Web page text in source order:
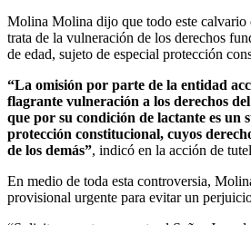
Molina Molina dijo que todo este calvario
trata de la vulneración de los derechos
de edad, sujeto de especial protección
“La omisión por parte de la entidad
flagrante vulneración a los derechos
que por su condición de lactante es un
protección constitucional, cuyos
de los demás”, indicó en la acción de
En medio de toda esta controversia,
provisional urgente para evitar un